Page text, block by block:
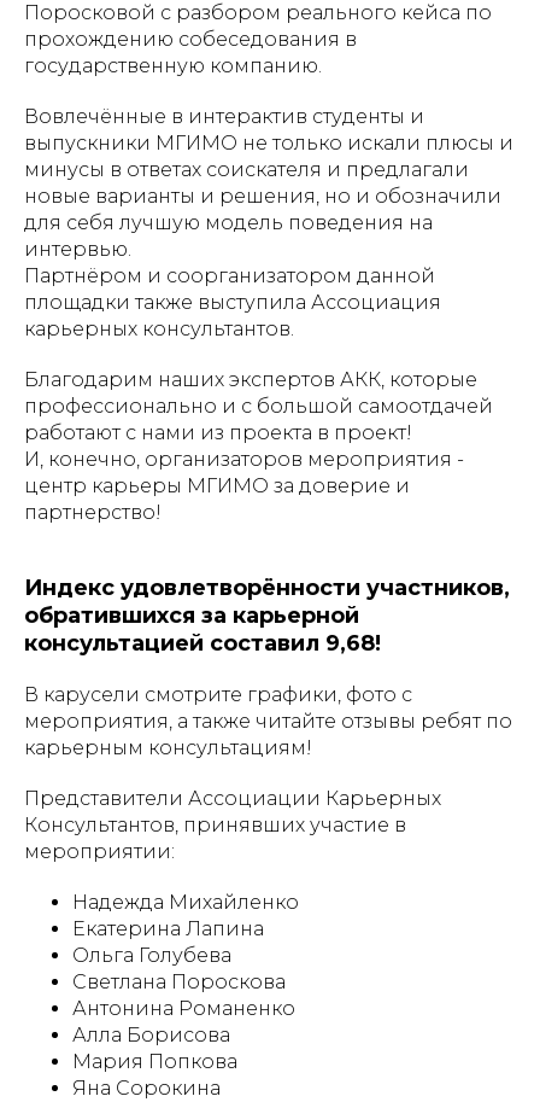
Поросковой с разбором реального кейса по
прохождению собеседования в
государственную компанию.
Вовлечённые в интерактив студенты и
выпускники МГИМО не только искали плюсы и
минусы в ответах соискателя и предлагали
новые варианты и решения, но и обозначили
для себя лучшую модель поведения на
интервью.
Партнёром и соорганизатором данной
площадки также выступила Ассоциация
карьерных консультантов.
Благодарим наших экспертов АКК, которые
профессионально и с большой самоотдачей
работают с нами из проекта в проект!
И, конечно, организаторов мероприятия -
центр карьеры МГИМО за доверие и
партнерство!
Индекс удовлетворённости участников,
обратившихся за карьерной
консультацией составил 9,68!
В карусели смотрите графики, фото с
мероприятия, а также читайте отзывы ребят по
карьерным консультациям!
Представители Ассоциации Карьерных
Консультантов, принявших участие в
мероприятии:
Надежда Михайленко
Екатерина Лапина
Ольга Голубева
Светлана Пороскова
Антонина Романенко
Алла Борисова
Мария Попкова
Яна Сорокина